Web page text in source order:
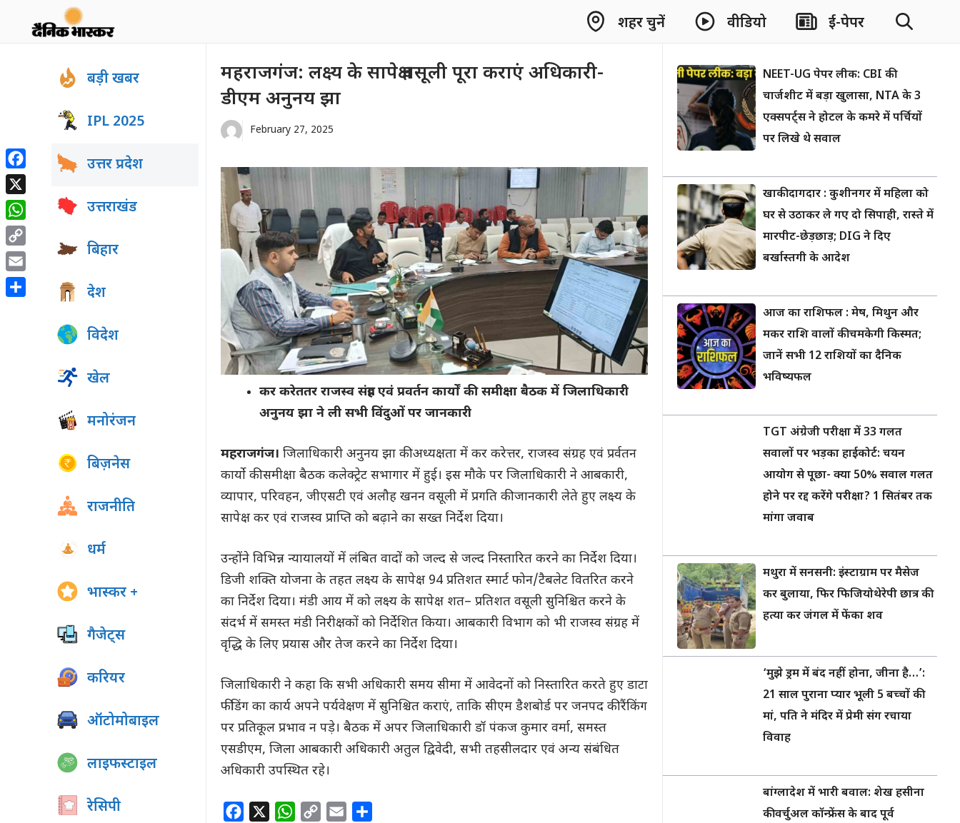
शहर चुनें वीडियो ई-पेपर
महराजगंज: लक्ष्य के सापेक्ष वसूली पूरा कराएं अधिकारी-
डीएम अनुनय झा
February 27, 2025
कर करेततर राजस्व संग्रह एवं प्रवर्तन कार्यों की समीक्षा बैठक में जिलाधिकारी
अनुनय झा ने ली सभी विंदुओं पर जानकारी
महराजगंज। जिलाधिकारी अनुनय झा की अध्यक्षता में कर करेत्तर, राजस्व संग्रह एवं प्रर्वतन
कार्यो की समीक्षा बैठक कलेक्ट्रेट सभागार में हुई। इस मौके पर जिलाधिकारी ने आबकारी,
व्यापार, परिवहन, जीएसटी एवं अलौह खनन वसूली में प्रगति की जानकारी लेते हुए लक्ष्य के
सापेक्ष कर एवं राजस्व प्राप्ति को बढ़ाने का सख्त निर्देश दिया।
उन्होंने विभिन्न न्यायालयों में लंबित वादों को जल्द से जल्द निस्तारित करने का निर्देश दिया।
डिजी शक्ति योजना के तहत लक्ष्य के सापेक्ष 94 प्रतिशत स्मार्ट फोन/टैबलेट वितरित करने
का निर्देश दिया। मंडी आय में को लक्ष्य के सापेक्ष शत– प्रतिशत वसूली सुनिश्चित करने के
संदर्भ में समस्त मंडी निरीक्षकों को निर्देशित किया। आबकारी विभाग को भी राजस्व संग्रह में
वृद्धि के लिए प्रयास और तेज करने का निर्देश दिया।
जिलाधिकारी ने कहा कि सभी अधिकारी समय सीमा में आवेदनों को निस्तारित करते हुए डाटा
फीडिंग का कार्य अपने पर्यवेक्षण में सुनिश्चित कराएं, ताकि सीएम डैशबोर्ड पर जनपद की रैंकिंग
पर प्रतिकूल प्रभाव न पड़े। बैठक में अपर जिलाधिकारी डॉ पंकज कुमार वर्मा, समस्त
एसडीएम, जिला आबकारी अधिकारी अतुल द्विवेदी, सभी तहसीलदार एवं अन्य संबंधित
अधिकारी उपस्थित रहे।
W
बड़ी खबर
IPL 2025
उत्तर प्रदेश
उत्तराखंड
बिहार
देश
विदेश
खेल
मनोरंजन
बिज़नेस
राजनीति
धर्म
भास्कर +
गैजेट्स
करियर
ऑटोमोबाइल
लाइफस्टाइल
रेसिपी
NEET-UG पेपर लीक: CBI की
चार्जशीट में बड़ा खुलासा, NTA के 3
एक्सपर्ट्स ने होटल के कमरे में पर्चियों
पर लिखे थे सवाल
खाकी दागदार : कुशीनगर में महिला को
घर से उठाकर ले गए दो सिपाही, रास्ते में
मारपीट-छेड़छाड़; DIG ने दिए
बर्खास्तगी के आदेश
आज का राशिफल : मेष, मिथुन और
मकर राशि वालों की चमकेगी किस्मत;
जानें सभी 12 राशियों का दैनिक
भविष्यफल
TGT अंग्रेजी परीक्षा में 33 गलत
सवालों पर भड़का हाईकोर्ट: चयन
आयोग से पूछा- क्या 50% सवाल गलत
होने पर रद्द करेंगे परीक्षा? 1 सितंबर तक
मांगा जवाब
मथुरा में सनसनी: इंस्टाग्राम पर मैसेज
कर बुलाया, फिर फिजियोथेरेपी छात्र की
हत्या कर जंगल में फेंका शव
‘मुझे ड्रम में बंद नहीं होना, जीना है…’:
21 साल पुराना प्यार भूली 5 बच्चों की
मां, पति ने मंदिर में प्रेमी संग रचाया
विवाह
बांग्लादेश में भारी बवाल: शेख हसीना
की वर्चुअल कॉन्फ्रेंस के बाद पूर्व
Facebook
X
WhatsApp
Copy
Link
Email